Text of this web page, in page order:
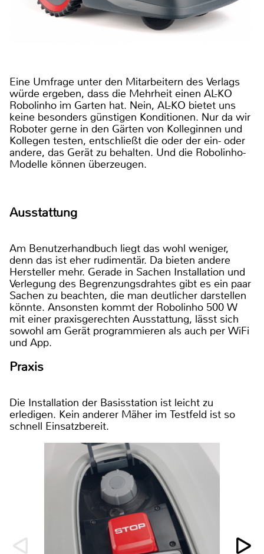
Eine Umfrage unter den Mitarbeitern des Verlags
würde ergeben, dass die Mehrheit einen AL-KO
Robolinho im Garten hat. Nein, AL-KO bietet uns
keine besonders günstigen Konditionen. Nur da wir
Roboter gerne in den Gärten von Kolleginnen und
Kollegen testen, entschließt die oder der ein- oder
andere, das Gerät zu behalten. Und die Robolinho-
Modelle können überzeugen.
Ausstattung
Am Benutzerhandbuch liegt das wohl weniger,
denn das ist eher rudimentär. Da bieten andere
Hersteller mehr. Gerade in Sachen Installation und
Verlegung des Begrenzungsdrahtes gibt es ein paar
Sachen zu beachten, die man deutlicher darstellen
könnte. Ansonsten kommt der Robolinho 500 W
mit einer praxisgerechten Ausstattung, lässt sich
sowohl am Gerät programmieren als auch per WiFi
und App.
Praxis
Die Installation der Basisstation ist leicht zu
erledigen. Kein anderer Mäher im Testfeld ist so
schnell Einsatzbereit.